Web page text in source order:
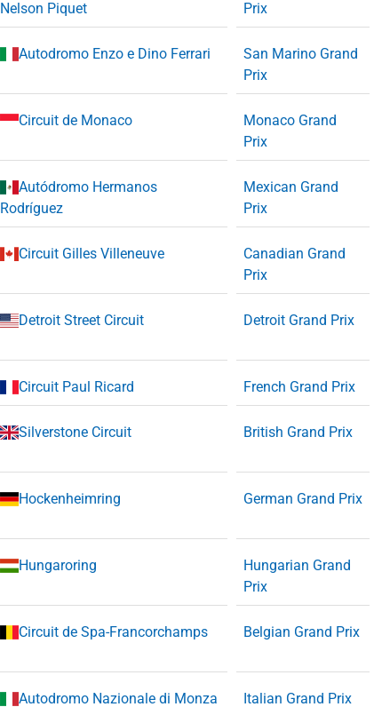
Nelson Piquet
Prix
Autodromo Enzo e Dino Ferrari
San Marino Grand
Prix
Circuit de Monaco
Monaco Grand
Prix
Autódromo Hermanos
Rodríguez
Mexican Grand
Prix
Circuit Gilles Villeneuve
Canadian Grand
Prix
Detroit Street Circuit Detroit Grand Prix
Circuit Paul Ricard French Grand Prix
Silverstone Circuit British Grand Prix
Hockenheimring German Grand Prix
Hungaroring
Hungarian Grand
Prix
Circuit de Spa-Francorchamps Belgian Grand Prix
Autodromo Nazionale di Monza Italian Grand Prix